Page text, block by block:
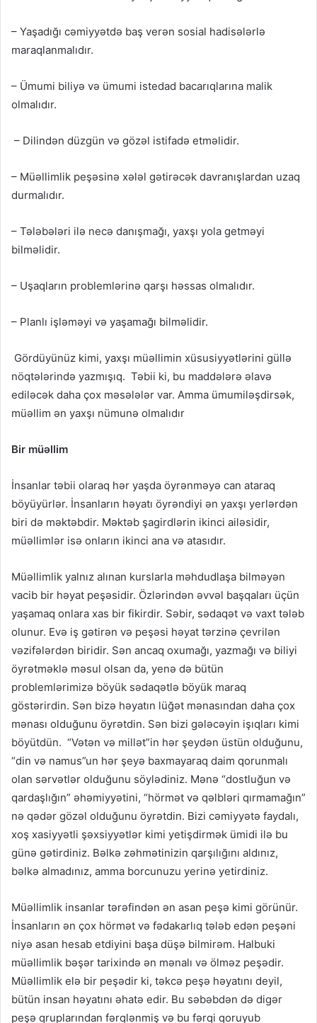
– Yaşadığı cəmiyyətdə baş verən sosial hadisələrlə
maraqlanmalıdır.
– Ümumi biliyə və ümumi istedad bacarıqlarına malik
olmalıdır.
– Dilindən düzgün və gözəl istifadə etməlidir.
– Müəllimlik peşəsinə xələl gətirəcək davranışlardan uzaq
durmalıdır.
– Tələbələri ilə necə danışmağı, yaxşı yola getməyi
bilməlidir.
– Uşaqların problemlərinə qarşı həssas olmalıdır.
– Planlı işləməyi və yaşamağı bilməlidir.
Gördüyünüz kimi, yaxşı müəllimin xüsusiyyətlərini güllə
nöqtələrində yazmışıq. Təbii ki, bu maddələrə əlavə
ediləcək daha çox məsələlər var. Amma ümumiləşdirsək,
müəllim ən yaxşı nümunə olmalıdır
Bir müəllim
İnsanlar təbii olaraq hər yaşda öyrənməyə can ataraq
böyüyürlər. İnsanların həyatı öyrəndiyi ən yaxşı yerlərdən
biri də məktəbdir. Məktəb şagirdlərin ikinci ailəsidir,
müəllimlər isə onların ikinci ana və atasıdır.
Müəllimlik yalnız alınan kurslarla məhdudlaşa bilməyən
vacib bir həyat peşəsidir. Özlərindən əvvəl başqaları üçün
yaşamaq onlara xas bir fikirdir. Səbir, sədaqət və vaxt tələb
olunur. Evə iş gətirən və peşəsi həyat tərzinə çevrilən
vəzifələrdən biridir. Sən ancaq oxumağı, yazmağı və biliyi
öyrətməklə məsul olsan da, yenə də bütün
problemlərimizə böyük sədaqətlə böyük maraq
göstərirdin. Sən bizə həyatın lüğət mənasından daha çox
mənası olduğunu öyrətdin. Sən bizi gələcəyin işıqları kimi
böyütdün. “Vətən və millət”in hər şeydən üstün olduğunu,
“din və namus”un hər şeyə baxmayaraq daim qorunmalı
olan sərvətlər olduğunu söylədiniz. Mənə “dostluğun və
qardaşlığın” əhəmiyyətini, “hörmət və qəlbləri qırmamağın”
nə qədər gözəl olduğunu öyrətdin. Bizi cəmiyyətə faydalı,
xoş xasiyyətli şəxsiyyətlər kimi yetişdirmək ümidi ilə bu
günə gətirdiniz. Bəlkə zəhmətinizin qarşılığını aldınız,
bəlkə almadınız, amma borcunuzu yerinə yetirdiniz.
Müəllimlik insanlar tərəfindən ən asan peşə kimi görünür.
İnsanların ən çox hörmət və fədakarlıq tələb edən peşəni
niyə asan hesab etdiyini başa düşə bilmirəm. Halbuki
müəllimlik bəşər tarixində ən mənalı və ölməz peşədir.
Müəllimlik elə bir peşədir ki, təkcə peşə həyatını deyil,
bütün insan həyatını əhatə edir. Bu səbəbdən də digər
peşə qruplarından fərqlənmiş və bu fərqi qoruyub